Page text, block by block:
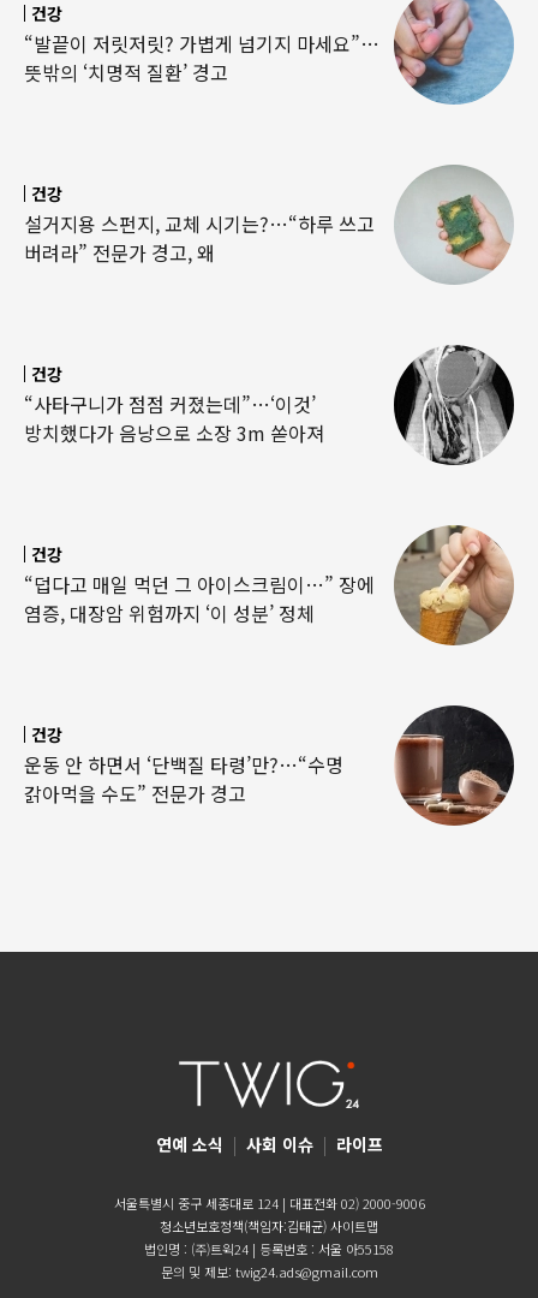
건강
“발끝이 저릿저릿? 가볍게 넘기지 마세요”…
뜻밖의 ‘치명적 질환’ 경고
건강
설거지용 스펀지, 교체 시기는?…“하루 쓰고
버려라” 전문가 경고, 왜
건강
“사타구니가 점점 커졌는데”…‘이것’
방치했다가 음낭으로 소장 3m 쏟아져
건강
“덥다고 매일 먹던 그 아이스크림이…” 장에
염증, 대장암 위험까지 ‘이 성분’ 정체
건강
운동 안 하면서 ‘단백질 타령’만?…“수명
갉아먹을 수도” 전문가 경고
연예 소식 | 사회 이슈 | 라이프
서울특별시 중구 세종대로 124 | 대표전화 02) 2000-9006
청소년보호정책(책임자:김태균)사이트맵
법인명 : (주)트윅24 | 등록번호 : 서울 아55158
문의 및 제보: twig24.ads@gmail.com